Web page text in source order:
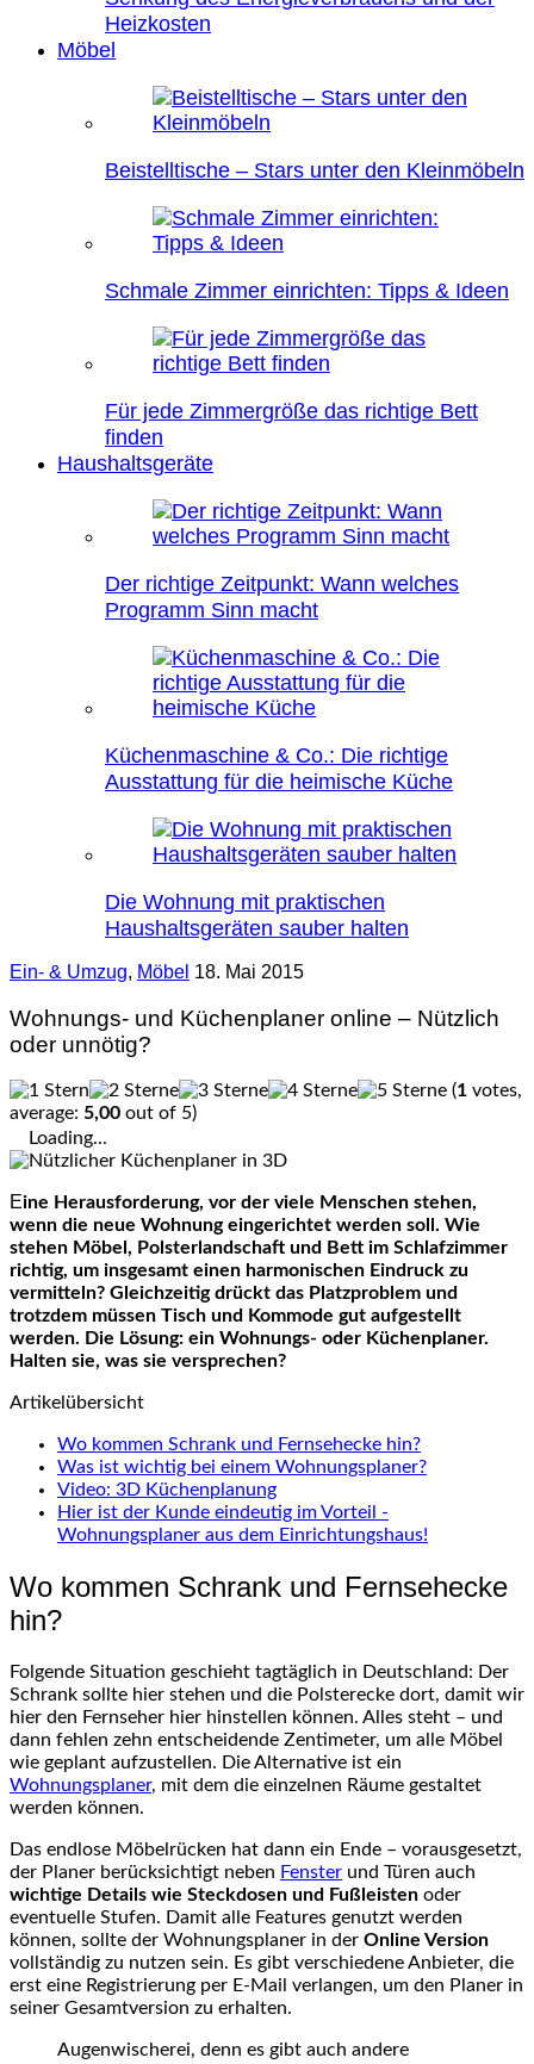
Heizkosten
Möbel
Beistelltische – Stars unter den Kleinmöbeln
Schmale Zimmer einrichten: Tipps & Ideen
Für jede Zimmergröße das richtige Bett
finden
Haushaltsgeräte
Der richtige Zeitpunkt: Wann welches
Programm Sinn macht
Küchenmaschine & Co.: Die richtige
Ausstattung für die heimische Küche
Die Wohnung mit praktischen
Haushaltsgeräten sauber halten
Ein- & Umzug, Möbel 18. Mai 2015
Wohnungs- und Küchenplaner online – Nützlich
oder unnötig?
(1 votes,
average: 5,00 out of 5)
Loading...
Eine Herausforderung, vor der viele Menschen stehen,
wenn die neue Wohnung eingerichtet werden soll. Wie
stehen Möbel, Polsterlandschaft und Bett im Schlafzimmer
richtig, um insgesamt einen harmonischen Eindruck zu
vermitteln? Gleichzeitig drückt das Platzproblem und
trotzdem müssen Tisch und Kommode gut aufgestellt
werden. Die Lösung: ein Wohnungs- oder Küchenplaner.
Halten sie, was sie versprechen?
Artikelübersicht
Wo kommen Schrank und Fernsehecke hin?
Was ist wichtig bei einem Wohnungsplaner?
Video: 3D Küchenplanung
Hier ist der Kunde eindeutig im Vorteil -
Wohnungsplaner aus dem Einrichtungshaus!
Wo kommen Schrank und Fernsehecke
hin?
Folgende Situation geschieht tagtäglich in Deutschland: Der
Schrank sollte hier stehen und die Polsterecke dort, damit wir
hier den Fernseher hier hinstellen können. Alles steht – und
dann fehlen zehn entscheidende Zentimeter, um alle Möbel
wie geplant aufzustellen. Die Alternative ist ein
Wohnungsplaner, mit dem die einzelnen Räume gestaltet
werden können.
Das endlose Möbelrücken hat dann ein Ende – vorausgesetzt,
der Planer berücksichtigt neben Fenster und Türen auch
wichtige Details wie Steckdosen und Fußleisten oder
eventuelle Stufen. Damit alle Features genutzt werden
können, sollte der Wohnungsplaner in der Online Version
vollständig zu nutzen sein. Es gibt verschiedene Anbieter, die
erst eine Registrierung per E-Mail verlangen, um den Planer in
seiner Gesamtversion zu erhalten.
Augenwischerei, denn es gibt auch andere